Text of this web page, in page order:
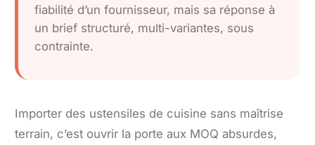
fiabilité d’un fournisseur, mais sa réponse à
un brief structuré, multi-variantes, sous
contrainte.
Importer des ustensiles de cuisine sans maîtrise
terrain, c’est ouvrir la porte aux MOQ absurdes,